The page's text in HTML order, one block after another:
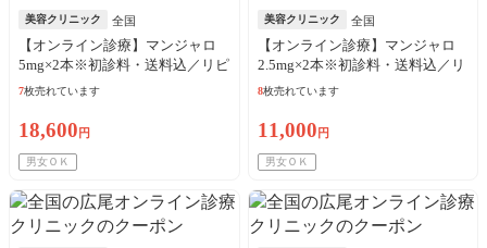
美容クリニック 全国
【オンライン診療】マンジャロ
5mg×2本※初診料・送料込／リピ
ート可
7枚売れています
18,600 円
男女ＯＫ
美容クリニック 全国
【オンライン診療】マンジャロ
2.5mg×2本※初診料・送料込／リ
ピート可
8枚売れています
11,000 円
男女ＯＫ